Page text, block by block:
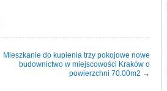
Mieszkanie do kupienia trzy pokojowe nowe
budownictwo w miejscowości Kraków o
powierzchni 70.00m2 →